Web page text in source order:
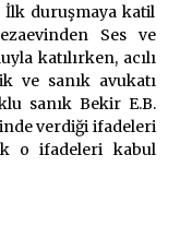
Tamir Aracı Engelsiz
Devam Ediyor
İlk duruşmaya katil
Ses ve
katılırken, acılı
ve sanık avukatı
sanık Bekir E.B.
verdiği ifadeleri
o ifadeleri kabul